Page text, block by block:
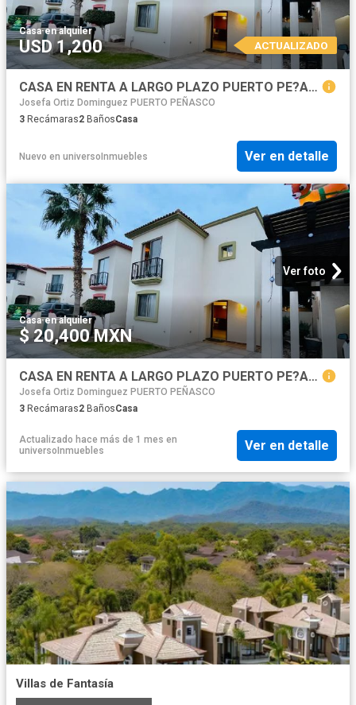
Casa·en alquiler
USD 1,200 ACTUALIZADO
CASA EN RENTA A LARGO PLAZO PUERTO PE?ASCO
Josefa Ortiz Dominguez PUERTO PEÑASCO
3 Recámaras2 BañosCasa
Nuevo en universoInmuebles Ver en detalle
Ver foto
Casa·en alquiler
$ 20,400 MXN
CASA EN RENTA A LARGO PLAZO PUERTO PE?ASCO
Josefa Ortiz Dominguez PUERTO PEÑASCO
3 Recámaras2 BañosCasa
Actualizado hace más de 1 mes en
universoInmuebles
Ver en detalle
Villas de Fantasía